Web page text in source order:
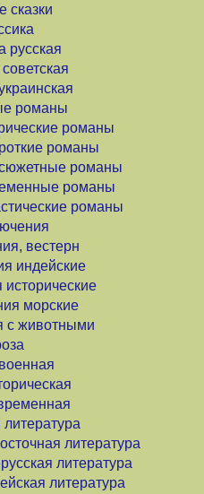
сказки
русская
романы
романы
романы
романы
романы
романы
вестерн
индейские
морские
с животными
литература
литература
литература